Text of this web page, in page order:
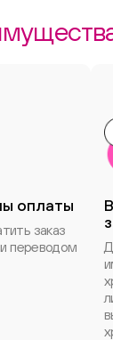
оплаты
заказ
переводом